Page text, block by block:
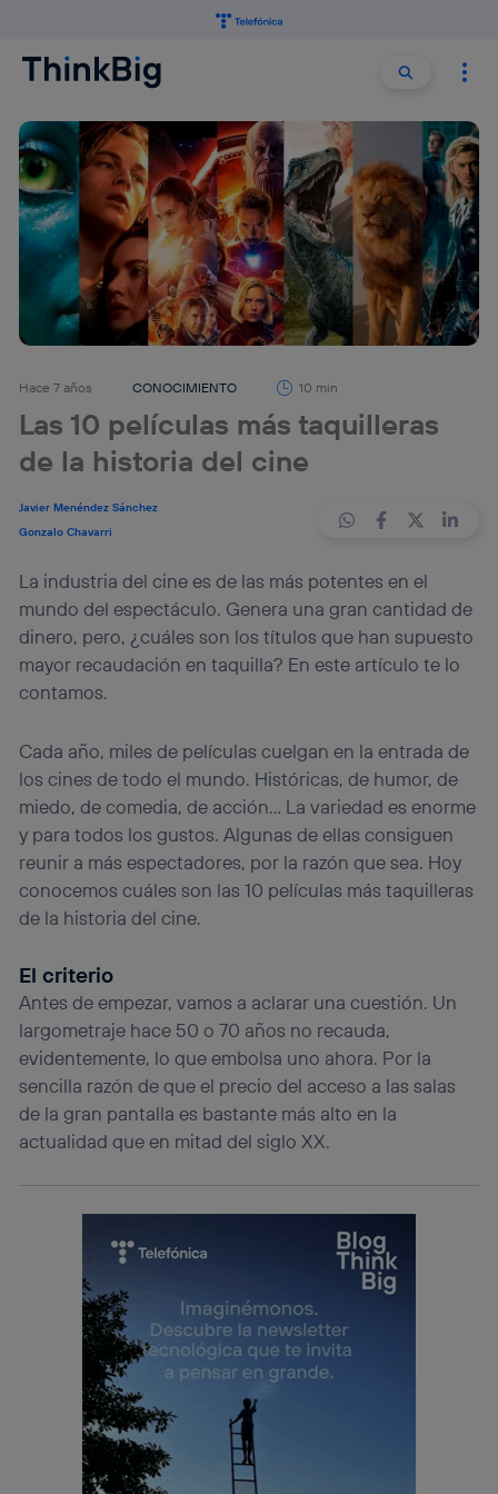
Buscar
Hace 7 años CONOCIMIENTO 10 min
Las 10 películas más taquilleras
de la historia del cine
Javier Menéndez Sánchez
Gonzalo Chavarri
La industria del cine es de las más potentes en el
mundo del espectáculo. Genera una gran cantidad de
dinero, pero, ¿cuáles son los títulos que han supuesto
mayor recaudación en taquilla? En este artículo te lo
contamos.
Cada año, miles de películas cuelgan en la entrada de
los cines de todo el mundo. Históricas, de humor, de
miedo, de comedia, de acción… La variedad es enorme
y para todos los gustos. Algunas de ellas consiguen
reunir a más espectadores, por la razón que sea. Hoy
conocemos cuáles son las 10 películas más taquilleras
de la historia del cine.
El criterio
Antes de empezar, vamos a aclarar una cuestión. Un
largometraje hace 50 o 70 años no recauda,
evidentemente, lo que embolsa uno ahora. Por la
sencilla razón de que el precio del acceso a las salas
de la gran pantalla es bastante más alto en la
actualidad que en mitad del siglo XX.